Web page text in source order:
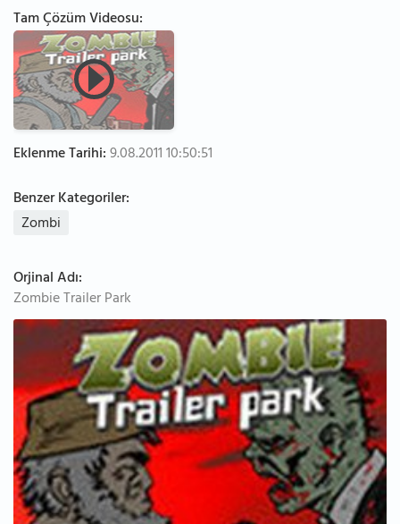
Tam Çözüm Videosu:
Eklenme Tarihi:9.08.2011 10:50:51
Benzer Kategoriler:
Zombi
Orjinal Adı:
Zombie Trailer Park